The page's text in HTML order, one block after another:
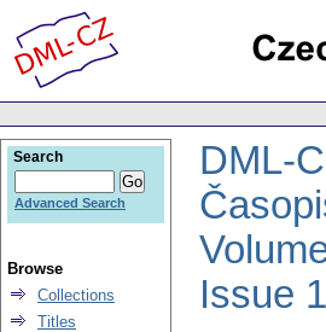
DML-
Issue 1
Search
Advanced Search
Browse
Collections
Titles